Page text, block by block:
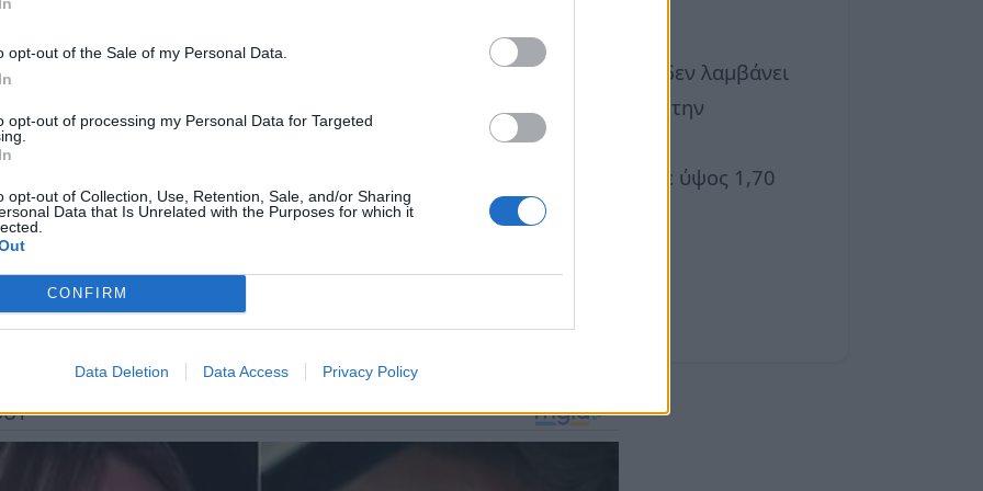
opt-out of the Sale of my Personal Data.
opt-out of processing my Personal Data for Targeted
opt-out of Collection, Use, Retention, Sale, and/or Sharing
Data that Is Unrelated with the Purposes for which it
CONFIRM
Data Deletion Data Access Privacy Policy
του δεν είναι αξιόπιστος για την αξιολόγηση του βάρους, καθώς δεν λαμβάνει
σώμα. Η συσσώρευση λίπους στην περιοχή της κοιλιάς συνδέεται με την
παθήσεις που προκύπτουν λόγω του υπερβολικού βάρους.
είναι μικρότερη από το ½ του ύψους. Για παράδειγμα, μια γυναίκα με ύψος 1,70
από 85 εκατοστά σε περίμετρο.
θεμάτων υγείαςneadiatrofis.gr